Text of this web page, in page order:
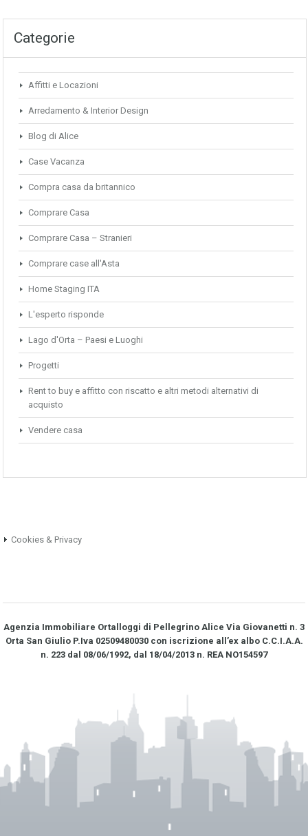
Categorie
Affitti e Locazioni
Arredamento & Interior Design
Blog di Alice
Case Vacanza
Compra casa da britannico
Comprare Casa
Comprare Casa – Stranieri
Comprare case all'Asta
Home Staging ITA
L'esperto risponde
Lago d'Orta – Paesi e Luoghi
Progetti
Rent to buy e affitto con riscatto e altri metodi alternativi di
acquisto
Vendere casa
Cookies & Privacy
Agenzia Immobiliare Ortalloggi di Pellegrino Alice Via Giovanetti n. 3
Orta San Giulio P.Iva 02509480030 con iscrizione all’ex albo C.C.I.A.A.
n. 223 dal 08/06/1992, dal 18/04/2013 n. REA NO­154597